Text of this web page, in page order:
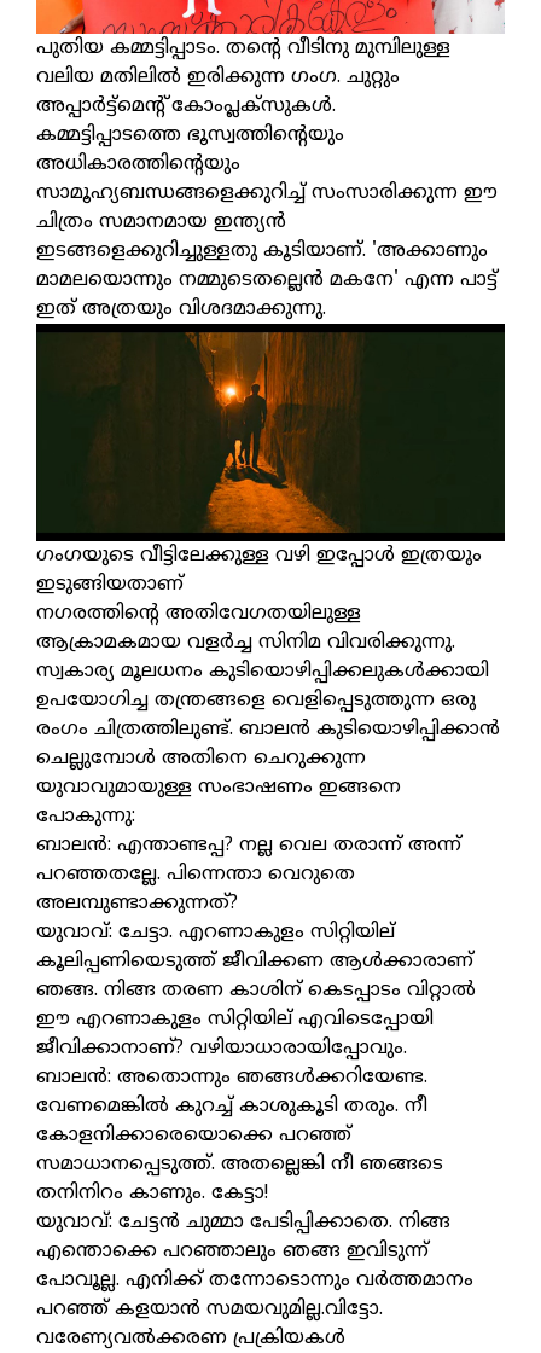
പുതിയ കമ്മട്ടിപ്പാടം. തന്റെ വീടിനു മുമ്പിലുള്ള
വലിയ മതിലിൽ ഇരിക്കുന്ന ഗംഗ. ചുറ്റും
അപ്പാർട്ട്മെന്റ് കോംപ്ലക്സുകൾ.
കമ്മട്ടിപ്പാടത്തെ ഭൂസ്വത്തിന്റെയും
അധികാരത്തിന്റെയും
സാമൂഹ്യബന്ധങ്ങളെക്കുറിച്ച് സംസാരിക്കുന്ന ഈ
ചിത്രം സമാനമായ ഇന്ത്യൻ
ഇടങ്ങളെക്കുറിച്ചുള്ളതു കൂടിയാണ്. 'അക്കാണും
മാമലയൊന്നും നമ്മുടെതല്ലെൻ മകനേ' എന്ന പാട്ട്
ഇത് അത്രയും വിശദമാക്കുന്നു.
ഗംഗയുടെ വീട്ടിലേക്കുള്ള വഴി ഇപ്പോൾ ഇത്രയും
ഇടുങ്ങിയതാണ്
നഗരത്തിന്റെ അതിവേഗതയിലുള്ള
ആക്രാമകമായ വളർച്ച സിനിമ വിവരിക്കുന്നു.
സ്വകാര്യ മൂലധനം കുടിയൊഴിപ്പിക്കലുകൾക്കായി
ഉപയോഗിച്ച തന്ത്രങ്ങളെ വെളിപ്പെടുത്തുന്ന ഒരു
രംഗം ചിത്രത്തിലുണ്ട്. ബാലൻ കുടിയൊഴിപ്പിക്കാൻ
ചെല്ലുമ്പോൾ അതിനെ ചെറുക്കുന്ന
യുവാവുമായുള്ള സംഭാഷണം ഇങ്ങനെ
പോകുന്നു:
ബാലൻ: എന്താണ്ടപ്പ? നല്ല വെല തരാന്ന് അന്ന്
പറഞ്ഞതല്ലേ. പിന്നെന്താ വെറുതെ
അലമ്പുണ്ടാക്കുന്നത്?
യുവാവ്: ചേട്ടാ. എറണാകുളം സിറ്റിയില്
കൂലിപ്പണിയെടുത്ത് ജീവിക്കണ ആൾക്കാരാണ്
ഞങ്ങ. നിങ്ങ തരണ കാശിന് കെടപ്പാടം വിറ്റാൽ
ഈ എറണാകുളം സിറ്റിയില് എവിടെപ്പോയി
ജീവിക്കാനാണ്? വഴിയാധാരായിപ്പോവും.
ബാലൻ: അതൊന്നും ഞങ്ങൾക്കറിയേണ്ട.
വേണമെങ്കിൽ കുറച്ച് കാശുകൂടി തരും. നീ
കോളനിക്കാരെയൊക്കെ പറഞ്ഞ്
സമാധാനപ്പെടുത്ത്. അതല്ലെങ്കി നീ ഞങ്ങടെ
തനിനിറം കാണും. കേട്ടാ!
യുവാവ്: ചേട്ടൻ ചുമ്മാ പേടിപ്പിക്കാതെ. നിങ്ങ
എന്തൊക്കെ പറഞ്ഞാലും ഞങ്ങ ഇവിടുന്ന്
പോവൂല്ല. എനിക്ക് തന്നോടൊന്നും വർത്തമാനം
പറഞ്ഞ് കളയാൻ സമയവുമില്ല.വിട്ടോ.
വരേണ്യവൽക്കരണ പ്രക്രിയകൾ